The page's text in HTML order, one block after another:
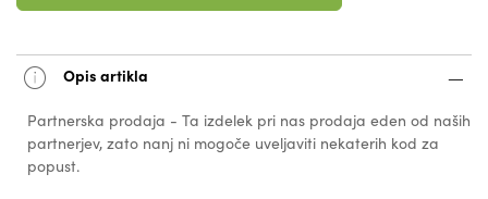
Opis artikla
Partnerska prodaja - Ta izdelek pri nas prodaja eden od naših
partnerjev, zato nanj ni mogoče uveljaviti nekaterih kod za
popust.